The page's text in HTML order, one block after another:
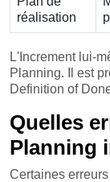
réalisation
L'Increment lui-
Planning. Il est
Definition of
Quelles
Planning
Certaines